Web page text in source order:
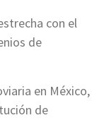
con el
de
en México,
de